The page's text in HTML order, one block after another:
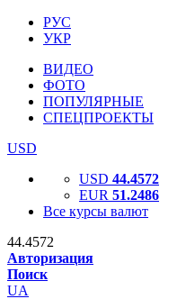
РУС
УКР
ВИДЕО
ФОТО
ПОПУЛЯРНЫЕ
СПЕЦПРОЕКТЫ
USD
USD 44.4572
EUR 51.2486
Все курсы валют
44.4572
Авторизация
Поиск
UA